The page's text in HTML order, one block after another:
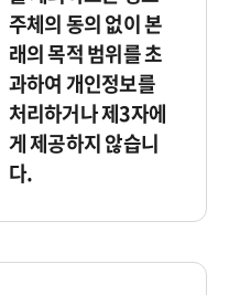
주체의 동의 없이 본
래의 목적 범위를 초
과하여 개인정보를
처리하거나 제3자에
게 제공하지 않습니
다.